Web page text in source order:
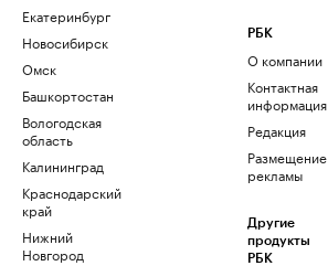
Екатеринбург
Новосибирск
Омск
Башкортостан
Вологодская
область
Калининград
Краснодарский
край
Нижний
Новгород
РБК
О компании
Контактная
информация
Редакция
Размещение
рекламы
Другие
продукты
РБК